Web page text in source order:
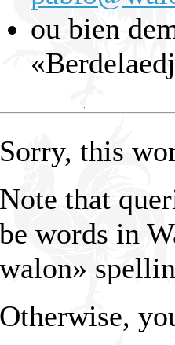
ou bien
Sorry, this
Note that
be words in
walon»
Otherwise,